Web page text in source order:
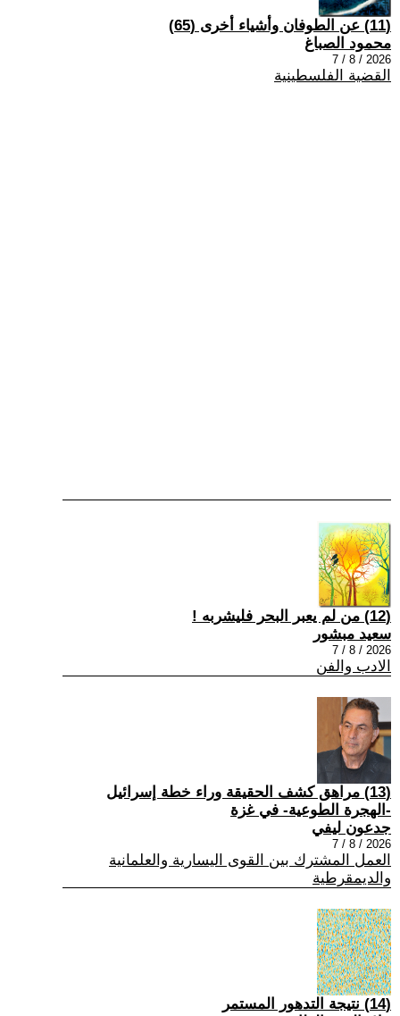
(11) عن الطوفان وأشياء أخرى (65)
محمود الصباغ
2026 / 8 / 7
القضية الفلسطينية
(12) من لم يعبر البحر فليشربه !
سعيد مبشور
2026 / 8 / 7
الادب والفن
(13) مراهق كشف الحقيقة وراء خطة إسرائيل
-الهجرة الطوعية- في غزة
جدعون ليفي
2026 / 8 / 7
العمل المشترك بين القوى اليسارية والعلمانية
والديمقرطية
(14) نتيجة التدهور المستمر